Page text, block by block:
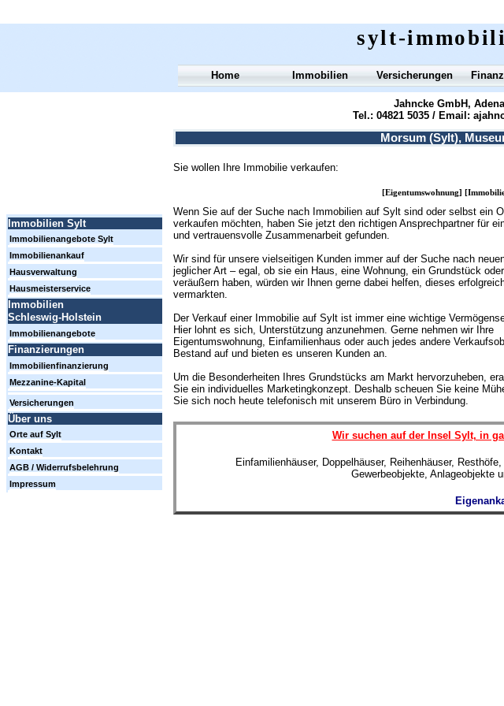
Morsum (Sylt),
Sie wollen Ihre Immobilie verkaufen:
[Eigentumswohnung] [
Jahncke GmbH,
Tel.: 04821 5035 / Email:
sylt-
Wenn Sie auf der Suche nach Immobilien auf Sylt sind oder selbst ein
verkaufen möchten, haben Sie jetzt den richtigen Ansprechpartner für
und vertrauensvolle Zusammenarbeit gefunden.
Wir sind für unsere vielseitigen Kunden immer auf der Suche nach
jeglicher Art – egal, ob sie ein Haus, eine Wohnung, ein Grundstück
veräußern haben, würden wir Ihnen gerne dabei helfen, dieses
vermarkten.
Der Verkauf einer Immobilie auf Sylt ist immer eine wichtige
Hier lohnt es sich, Unterstützung anzunehmen. Gerne nehmen wir Ihre
Eigentumswohnung, Einfamilienhaus oder auch jedes andere
Bestand auf und bieten es unseren Kunden an.
Um die Besonderheiten Ihres Grundstücks am Markt hervorzuheben,
Sie ein individuelles Marketingkonzept. Deshalb scheuen Sie keine
Sie sich noch heute telefonisch mit unserem Büro in Verbindung.
Wir suchen auf der Insel Sylt, in
Einfamilienhäuser, Doppelhäuser, Reihenhäuser,
Gewerbeobjekte, Anlageobjekte
Home Immobilien Versicherungen
Immobilien Sylt
Immobilienangebote Sylt
Immobilienankauf
Hausverwaltung
Hausmeisterservice
Immobilien
Schleswig-Holstein
Immobilienangebote
Finanzierungen
Immobilienfinanzierung
Mezzanine-Kapital
Versicherungen
Über uns
Orte auf Sylt
Kontakt
AGB / Widerrufsbelehrung
Impressum